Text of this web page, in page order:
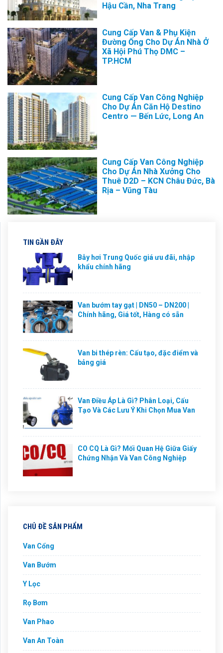
Hậu Cần, Nha Trang
Cung Cấp Van & Phụ Kiện
Đường Ống Cho Dự Án Nhà Ở
Xã Hội Phú Thọ DMC –
TP.HCM
Cung Cấp Van Công Nghiệp
Cho Dự Án Căn Hộ Destino
Centro — Bến Lức, Long An
Cung Cấp Van Công Nghiệp
Cho Dự Án Nhà Xưởng Cho
Thuê D2D – KCN Châu Đức, Bà
Rịa – Vũng Tàu
TIN GẦN ĐÂY
Bẫy hơi Trung Quốc giá ưu đãi, nhập
khẩu chính hãng
Van bướm tay gạt | DN50 – DN200 |
Chính hãng, Giá tốt, Hàng có sẵn
Van bi thép rèn: Cấu tạo, đặc điểm và
bảng giá
Van Điều Áp Là Gì? Phân Loại, Cấu
Tạo Và Các Lưu Ý Khi Chọn Mua Van
CO CQ Là Gì? Mối Quan Hệ Giữa Giấy
Chứng Nhận Và Van Công Nghiệp
CHỦ ĐỀ SẢN PHẨM
Van Cổng
Van Bướm
Y Lọc
Rọ Bơm
Van Phao
Van An Toàn